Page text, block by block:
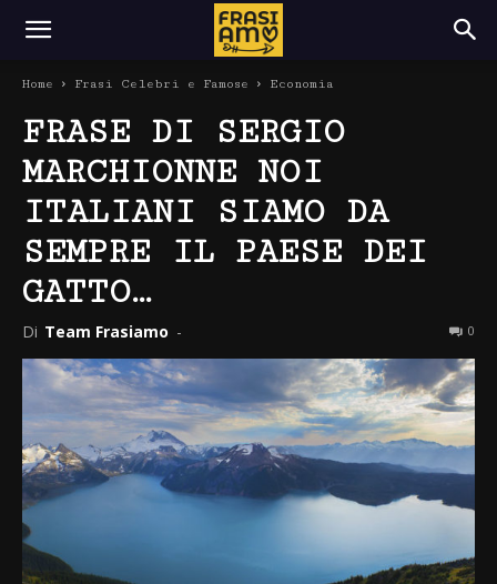
Home Frasi Celebri e Famose Economia
FRASE DI SERGIO
MARCHIONNE NOI
ITALIANI SIAMO DA
SEMPRE IL PAESE DEI
GATTO…
Di Team Frasiamo - 0